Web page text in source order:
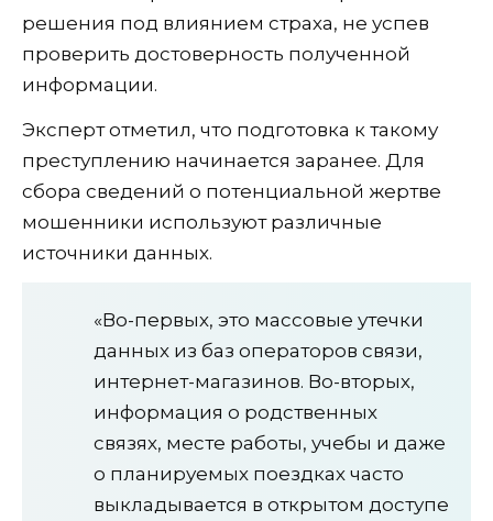
решения под влиянием страха, не успев
проверить достоверность полученной
информации.
Эксперт отметил, что подготовка к такому
преступлению начинается заранее. Для
сбора сведений о потенциальной жертве
мошенники используют различные
источники данных.
«Во-первых, это массовые утечки
данных из баз операторов связи,
интернет-магазинов. Во-вторых,
информация о родственных
связях, месте работы, учебы и даже
о планируемых поездках часто
выкладывается в открытом доступе